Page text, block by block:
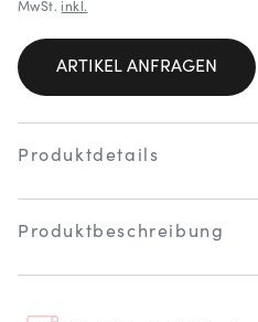
MwSt. inkl.
ARTIKEL ANFRAGEN
Produktdetails
Produktbeschreibung